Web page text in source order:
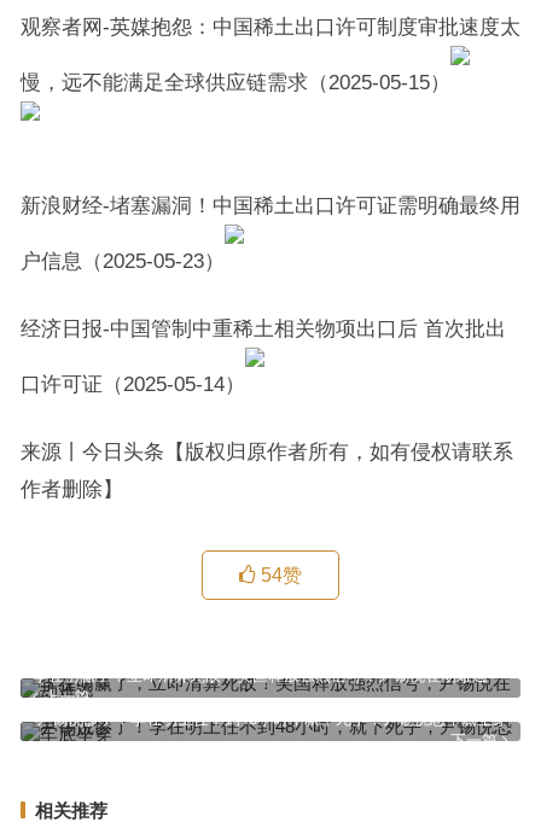
观察者网-英媒抱怨：中国稀土出口许可制度审批速度太
慢，远不能满足全球供应链需求（2025-05-15）
新浪财经-堵塞漏洞！中国稀土出口许可证需明确最终用
户信息（2025-05-23）
经济日报-中国管制中重稀土相关物项出口后 首次批出
口许可证（2025-05-14）
来源丨今日头条【版权归原作者所有，如有侵权请联系
作者删除】
54赞
上一篇
李在明赢了，立即清算死敌！美国释放强烈信号，尹锡悦在劫难逃
下一篇
尹锡悦惨了！李在明上任不到48小时，就下死手，尹锡悦恐牢底坐穿
相关推荐